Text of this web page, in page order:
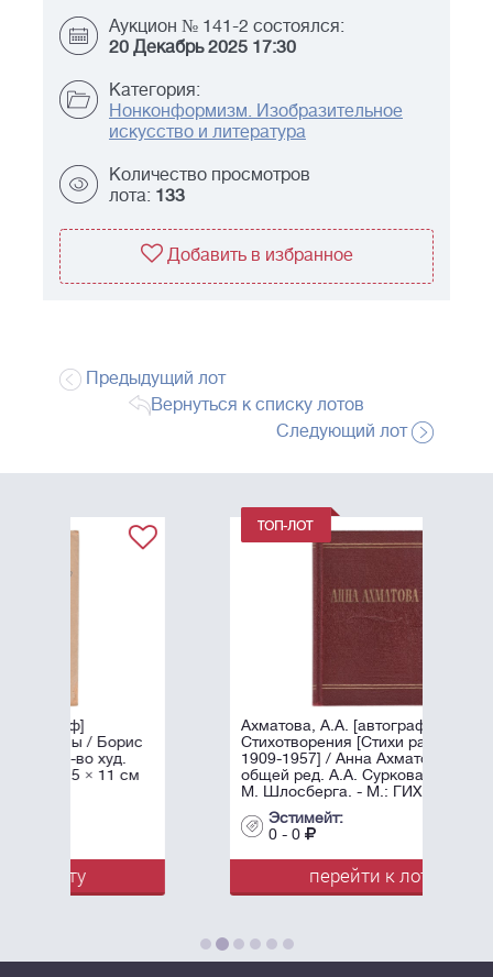
Аукцион № 141-2 состоялся:
20 Декабрь 2025 17:30
Категория:
Нонконформизм. Изобразительное
искусство и литература
Количество просмотров
лота: 133
Добавить в избранное
Предыдущий лот
Вернуться к списку лотов
Следующий лот
Ахматова, А.А. [автограф]
Стихотворения [Стихи разных лет
1909-1957] / Анна Ахматова, под
общей ред. А.А. Суркова; Оформл.
М. Шлосберга. - М.: ГИХЛ, ...
перейти к лоту